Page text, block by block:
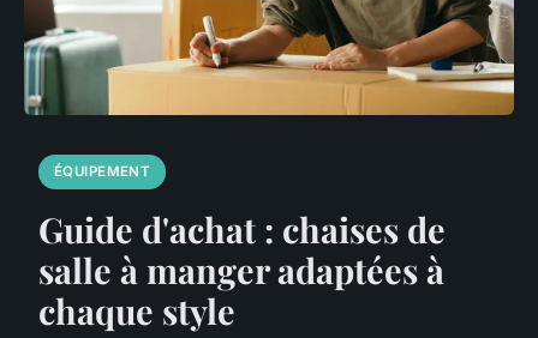
ÉQUIPEMENT
Guide d'achat : chaises de
salle à manger adaptées à
chaque style